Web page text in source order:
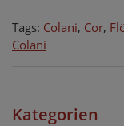
Tags: Colani, Cor,
Colani
Kategorien